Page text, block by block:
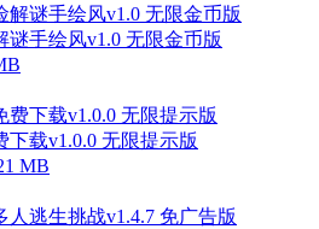
手绘风v1.0 无限金币版
下载v1.0.0 无限提示版
MB